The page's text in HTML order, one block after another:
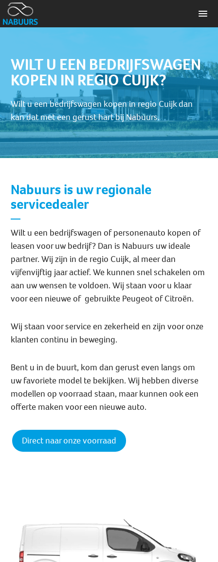
WILT U EEN BEDRIJFSWAGEN
KOPEN IN REGIO CUIJK?
Wilt u een bedrijfswagen kopen in regio Cuijk dan
kan dat met een gerust hart bij Nabuurs.
Nabuurs is uw regionale
servicedealer
Wilt u een bedrijfswagen of personenauto kopen of
leasen voor uw bedrijf? Dan is Nabuurs uw ideale
partner. Wij zijn in de regio Cuijk, al meer dan
vijfenvijftig jaar actief. We kunnen snel schakelen om
aan uw wensen te voldoen. Wij staan voor u klaar
voor een nieuwe of gebruikte Peugeot of Citroën.
Wij staan voor service en zekerheid en zijn voor onze
klanten continu in beweging.
Bent u in de buurt, kom dan gerust even langs om
uw favoriete model te bekijken. Wij hebben diverse
modellen op voorraad staan, maar kunnen ook een
offerte maken voor een nieuwe auto.
Direct naar onze voorraad